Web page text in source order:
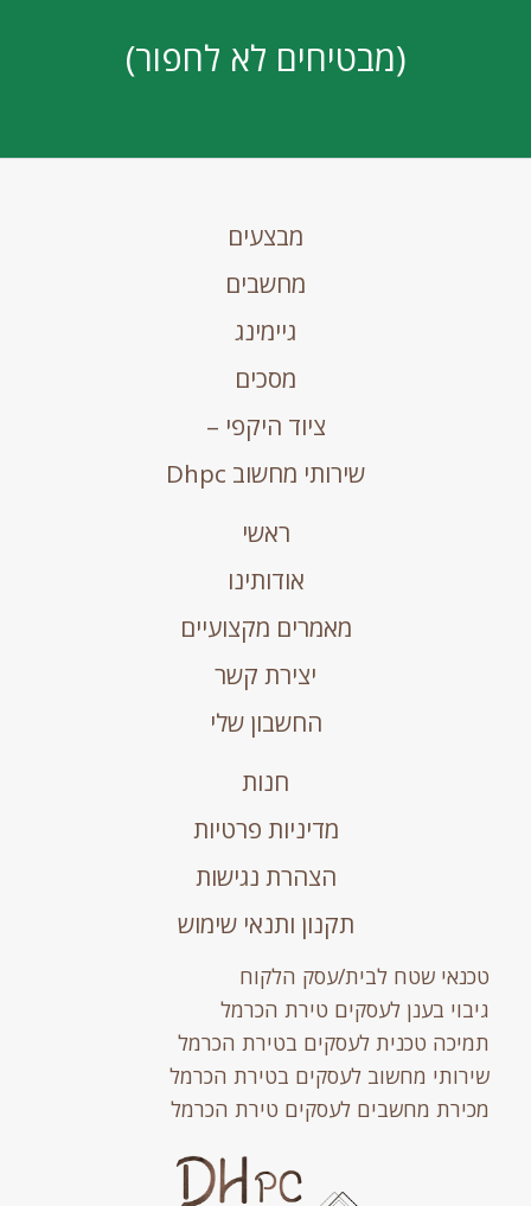
(מבטיחים לא לחפור)
מבצעים
מחשבים
גיימינג
מסכים
ציוד היקפי –
שירותי מחשוב Dhpc
ראשי
אודותינו
מאמרים מקצועיים
יצירת קשר
החשבון שלי
חנות
מדיניות פרטיות
הצהרת נגישות
תקנון ותנאי שימוש
טכנאי שטח לבית/עסק הלקוח
גיבוי בענן לעסקים טירת הכרמל
תמיכה טכנית לעסקים בטירת הכרמל
שירותי מחשוב לעסקים בטירת הכרמל
מכירת מחשבים לעסקים טירת הכרמל